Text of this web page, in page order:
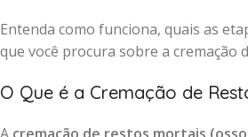
Entenda como funciona, quais as
que você procura sobre a cremação
O Que é a Cremação de